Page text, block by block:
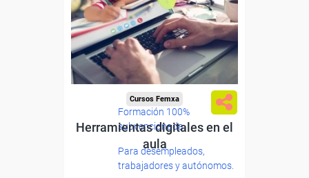
Formación 100%
subvencionada.
Para desempleados,
trabajadores y autónomos.
Cursos Femxa
Herramientas digitales en el
aula